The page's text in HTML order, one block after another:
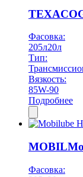
TEXACO
Фасовка:
205л20л
Тип:
Вязкость:
85W-90
Подробнее
MOBIL
Фасовка: